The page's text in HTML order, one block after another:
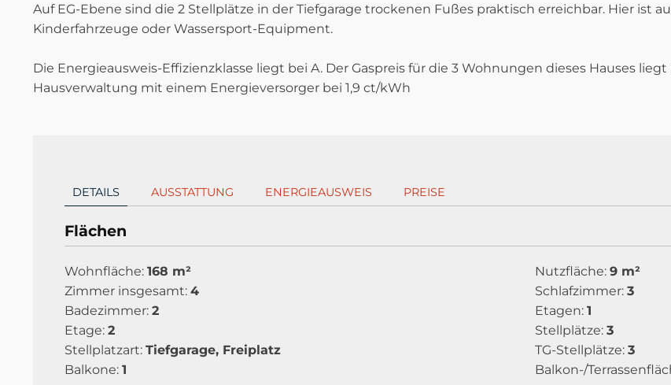
Auf EG-Ebene sind die 2 Stellplätze in der Tiefgarage trockenen Fußes praktisch erreichbar. Hier ist
Kinderfahrzeuge oder Wassersport-Equipment.
Die Energieausweis-Effizienzklasse liegt bei A. Der Gaspreis für die 3 Wohnungen dieses Hauses
Hausverwaltung mit einem Energieversorger bei 1,9 ct/kWh
DETAILS AUSSTATTUNG ENERGIEAUSWEIS PREISE
Flächen
Wohnfläche: 168 m² Nutzfläche: 9 m²
Zimmer insgesamt: 4 Schlafzimmer: 3
Badezimmer: 2 Etagen: 1
Etage: 2 Stellplätze: 3
Stellplatzart: Tiefgarage, Freiplatz TG-Stellplätze: 3
Balkone: 1 Balkon-/